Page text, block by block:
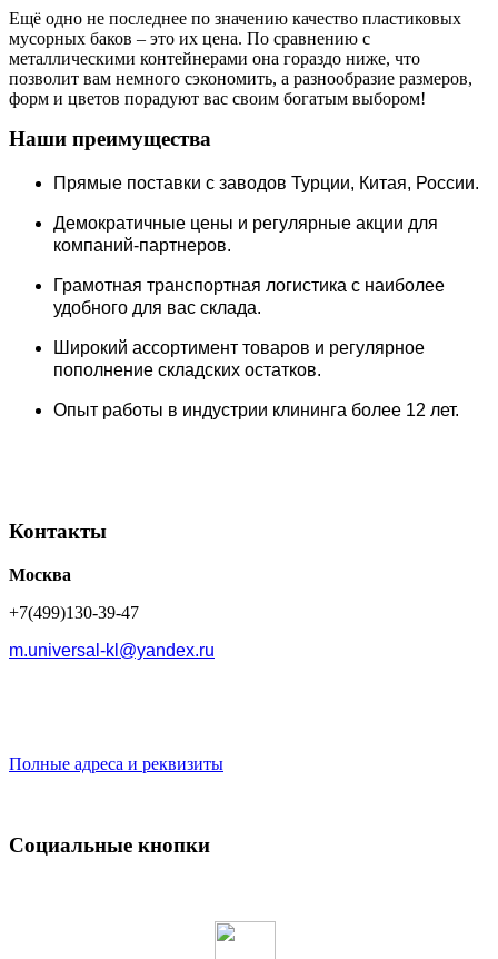
Ещё одно не последнее по значению качество пластиковых
мусорных баков – это их цена. По сравнению с
металлическими контейнерами она гораздо ниже, что
позволит вам немного сэкономить, а разнообразие размеров,
форм и цветов порадуют вас своим богатым выбором!
Наши преимущества
Прямые поставки c заводов Турции, Китая, России.
Демократичные цены и регулярные акции для
компаний-партнеров.
Грамотная транспортная логистика с наиболее
удобного для вас склада.
Широкий ассортимент товаров и регулярное
пополнение складских остатков.
Опыт работы в индустрии клининга более 12 лет.
Контакты
Москва
+7(499)130-39-47
m.universal-kl@yandex.ru
Полные адреса и реквизиты
Социальные кнопки